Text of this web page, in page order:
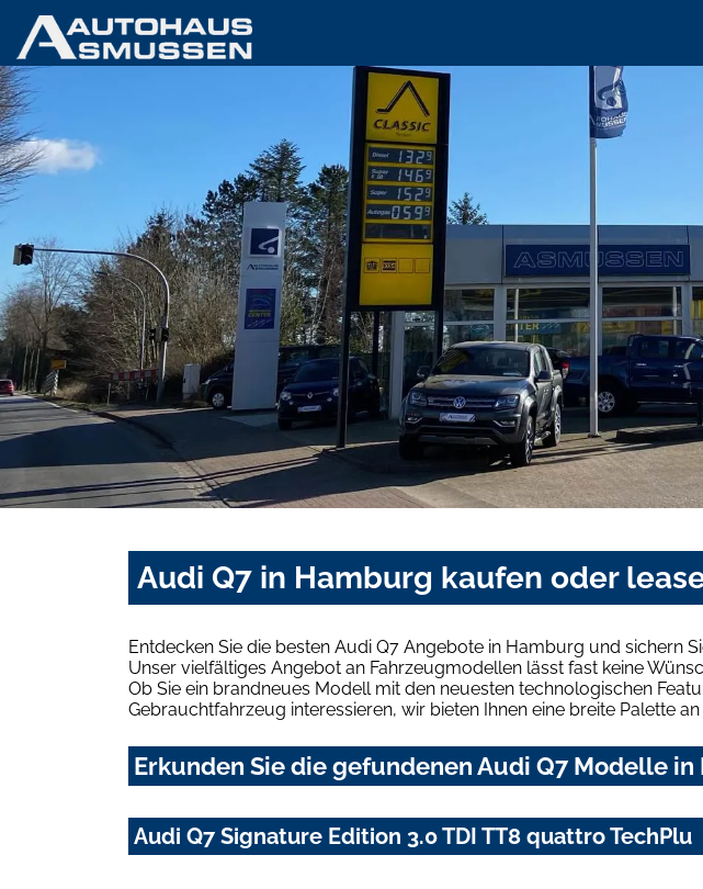
Audi Q7 in Hamburg kaufen oder
Entdecken Sie die besten Audi Q7 Angebote in Hamburg und sichern
Unser vielfältiges Angebot an Fahrzeugmodellen lässt fast keine
Ob Sie ein brandneues Modell mit den neuesten technologischen
Gebrauchtfahrzeug interessieren, wir bieten Ihnen eine breite Palette an
Erkunden Sie die gefundenen Audi Q7 Modelle
Audi Q7 Signature Edition 3.0 TDI TT8 quattro TechPlu